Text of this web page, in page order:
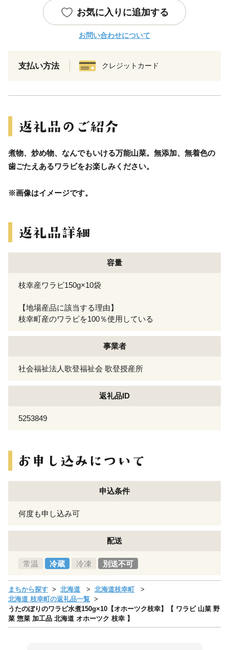
お気に入りに追加する
お問い合わせについて
支払い方法 クレジットカード
煮物、炒め物、なんでもいける万能山菜。無添加、無着色の
歯ごたえあるワラビをお楽しみください。
※画像はイメージです。
容量
枝幸産ワラビ150g×10袋
【地場産品に該当する理由】
枝幸町産のワラビを100％使用している
事業者
社会福祉法人歌登福祉会 歌登授産所
返礼品ID
5253849
申込条件
何度も申し込み可
配送
常温 冷蔵 冷凍 別送不可
まちから探す 北海道
北海道枝幸町
北海道 枝幸町の返礼品一覧
うたのぼりのワラビ水煮150g×10【オホーツク枝幸】【 ワラビ 山菜 野
菜 惣菜 加工品 北海道 オホーツク 枝幸 】